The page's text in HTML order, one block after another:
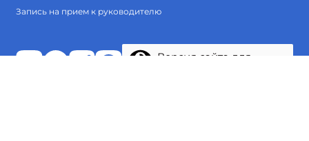
Запись на прием к руководителю
Версия сайта для